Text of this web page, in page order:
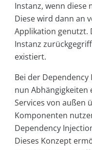
Instanz, wenn diese
Diese wird dann an
Applikation genutzt.
Instanz
existiert.
Bei der
nun Abhängigkeiten
Services von außen
Komponenten
Dependency
Dieses Konzept